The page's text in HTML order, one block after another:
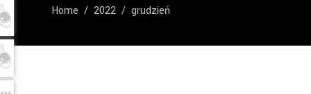
Home / 2022 / grudzień